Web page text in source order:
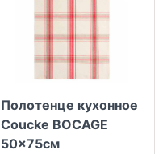
Полотенце кухонное
Coucke BOCAGE
50x75см